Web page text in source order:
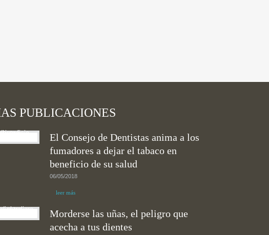
PUBLICACIONES
El Consejo de Dentistas anima a los
fumadores a dejar el tabaco en
beneficio de su salud
06/05/2018
leer más
Morderse las uñas, el peligro que
acecha a tus dientes